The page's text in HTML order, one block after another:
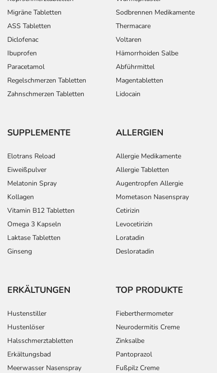
Migräne Tabletten
ASS Tabletten
Diclofenac
Ibuprofen
Paracetamol
Regelschmerzen Tabletten
Zahnschmerzen Tabletten
Sodbrennen Medikamente
Thermacare
Voltaren
Hämorrhoiden Salbe
Abführmittel
Magentabletten
Lidocain
SUPPLEMENTE
Elotrans Reload
Eiweißpulver
Melatonin Spray
Kollagen
Vitamin B12 Tabletten
Omega 3 Kapseln
Laktase Tabletten
Ginseng
ALLERGIEN
Allergie Medikamente
Allergie Tabletten
Augentropfen Allergie
Mometason Nasenspray
Cetirizin
Levocetirizin
Loratadin
Desloratadin
ERKÄLTUNGEN
Hustenstiller
Hustenlöser
Halsschmerztabletten
Erkältungsbad
Meerwasser Nasenspray
TOP PRODUKTE
Fieberthermometer
Neurodermitis Creme
Zinksalbe
Pantoprazol
Fußpilz Creme